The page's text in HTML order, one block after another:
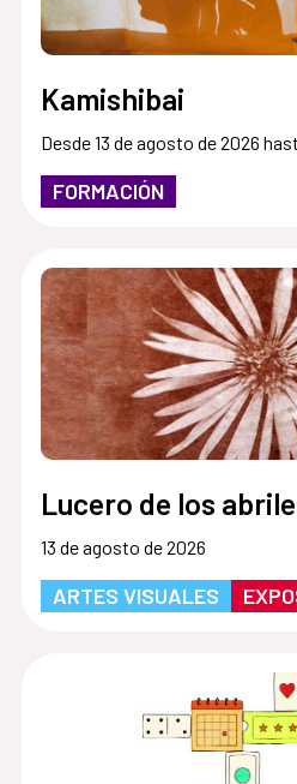
Kamishibai
Desde 13 de agosto de 2026
FORMACIÓN
Lucero de los
13 de agosto de 2026
ARTES VISUALES